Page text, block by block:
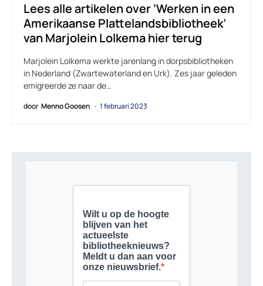
Lees alle artikelen over ‘Werken in een
Amerikaanse Plattelandsbibliotheek’
van Marjolein Lolkema hier terug
Marjolein Lolkema werkte jarenlang in dorpsbibliotheken
in Nederland (Zwartewaterland en Urk). Zes jaar geleden
emigreerde ze naar de…
door Menno Goosen 1 februari 2023